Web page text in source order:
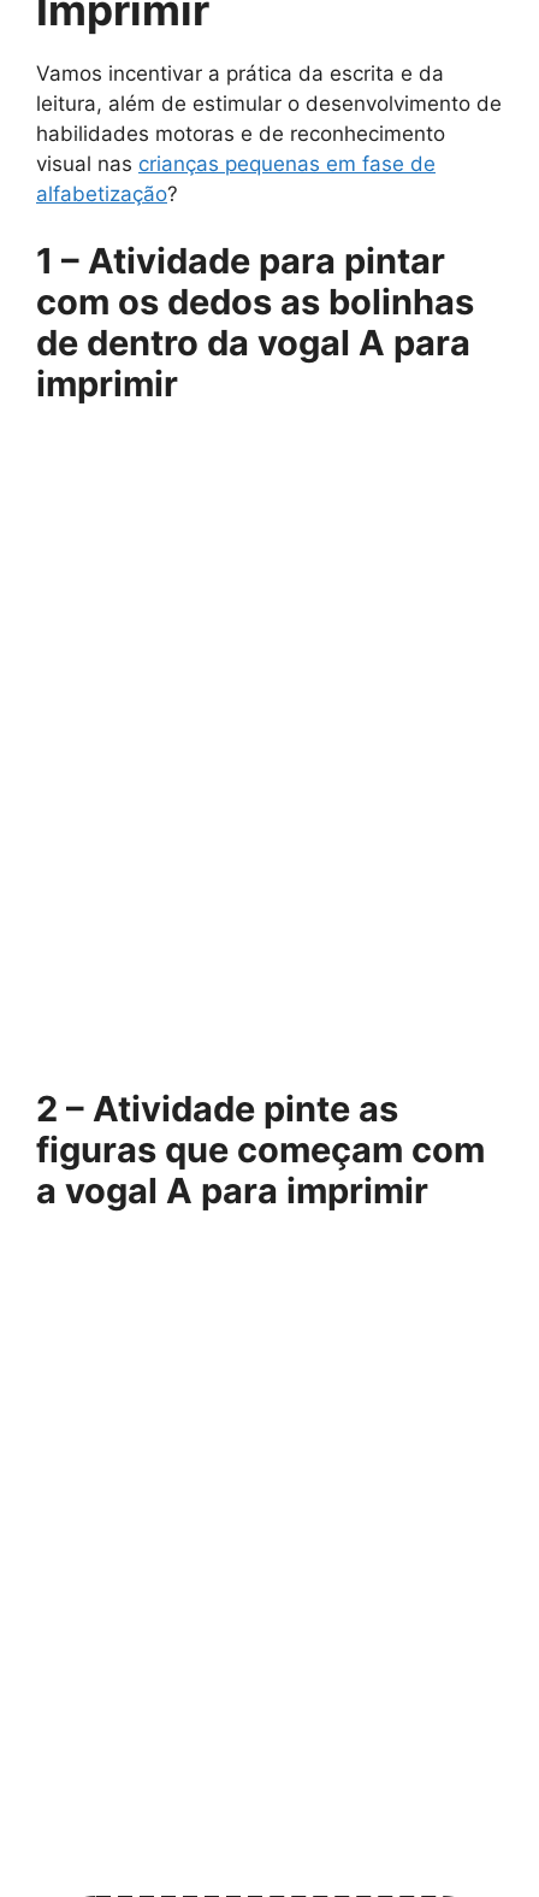
Vamos incentivar a prática da escrita e da
leitura, além de estimular o desenvolvimento de
habilidades motoras e de reconhecimento
visual nas crianças pequenas em fase de
alfabetização?
1 – Atividade para pintar
com os dedos as bolinhas
de dentro da vogal A para
imprimir
2 – Atividade pinte as
figuras que começam com
a vogal A para imprimir